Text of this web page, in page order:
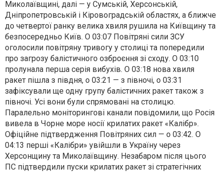
Миколаївщині, далі — у Сумській, Херсонській,
Дніпропетровській і Кіровоградській областях, а ближче
до четвертої ранку велика хвиля рушила на Київщину та
безпосередньо Київ. О 03:07 Повітряні сили ЗСУ
оголосили повітряну тривогу у столиці та попередили
про загрозу балістичного озброєння зі сходу. О 03:10
пролунала перша серія вибухів. О 03:18 нова хвиля
ракет пішла з півдня, о 03:21 — з півночі, о 03:31
зафіксували ще одну групу балістичних ракет також з
півночі. Усі вони були спрямовані на столицю.
Паралельно моніторингові канали повідомили, що Росія
вивела в Чорне море носії крилатих ракет «Калібр».
Офіційне підтвердження Повітряних сил — о 03:42. О
04:13 перші «Калібри» увійшли в Україну через
Херсонщину та Миколаївщину. Незабаром після цього
ПС підтвердили пуски крилатих ракет зі стратегічних